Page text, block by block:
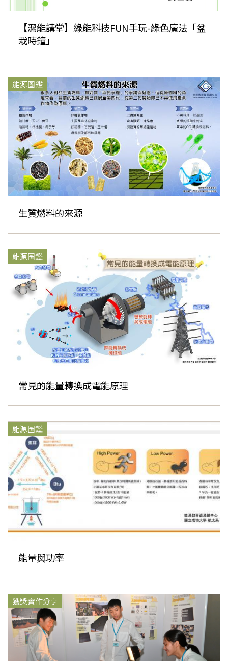
【潔能講堂】綠能科技FUN手玩-綠色魔法「盆
栽時鐘」
能源圖鑑
生質燃料的來源
能源圖鑑
常見的能量轉換成電能原理
能源圖鑑
能量與功率
獲獎實作分享